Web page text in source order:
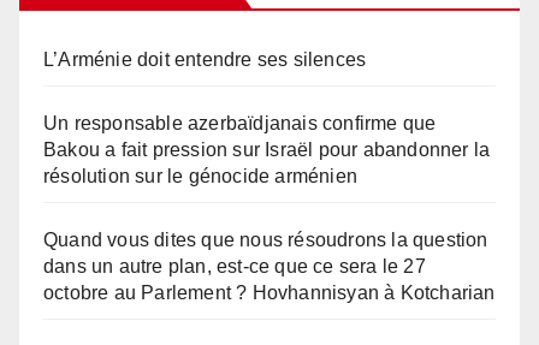
L’Arménie doit entendre ses silences
Un responsable azerbaïdjanais confirme que
Bakou a fait pression sur Israël pour abandonner la
résolution sur le génocide arménien
Quand vous dites que nous résoudrons la question
dans un autre plan, est-ce que ce sera le 27
octobre au Parlement ? Hovhannisyan à Kotcharian